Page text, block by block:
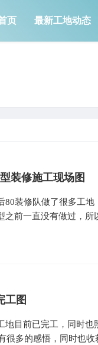
页 最新工地动态
装修施工现场图
80装修队做了很多工
之前一直没有做过，所
工图
地目前已完工，同时也
很多的感悟，同时也收